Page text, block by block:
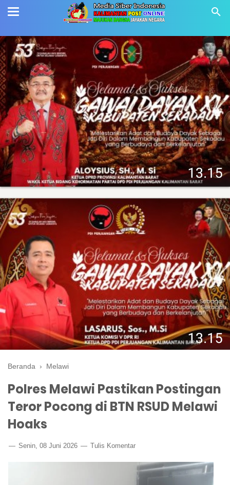
Beranda › Melawi
Polres Melawi Pastikan Postingan
Teror Pocong di BTN RSUD Melawi
Hoaks
Senin, 08 Juni 2026 Tulis Komentar